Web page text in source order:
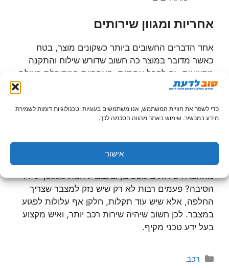
כדי לשפר את חוויית המשתמש, אנו משתמשים בעוגיות וטכנולוגיות דומות לשמירת
מידע במכשיר. שימוש באתר מהווה הסכמה לכך.
אישור
אחריות ומגוון שירותים
אחד הדברים החשובים ביותר כשקונים מוצר, בטח
כאשר מדובר במוצר כה חשוב שדורש שילוח והתקנה
מקצועית, זה לקבל אחריות. האחריות המקובלת בעולם
המצברים המקצועי היא אחריות על פגמים בייצור, והיא
במידה ואכן ישנה בעיה, והוא האדם אליו יש לפנות
במקרה של תקלה. בררו עם המתקין ומציע השירות
מעבר למצבר עד הבית, וודאו כי אתם יכולים לקבל
מהחברה שירותים נוספים, ובעצם ליהנות ממוסך נייד.
הסיבה? פעמים רבות לא רק שיש נזק למצבר שצריך
החלפה, אלא שיש עוד תקלות, חלקן אף עלולות לפגוע
במצבר. לכן חשוב שיהיה שירות רכב יותר, ואיש מקצוע
בעל ידע טכני מקיף.
קטגוריות
רכב